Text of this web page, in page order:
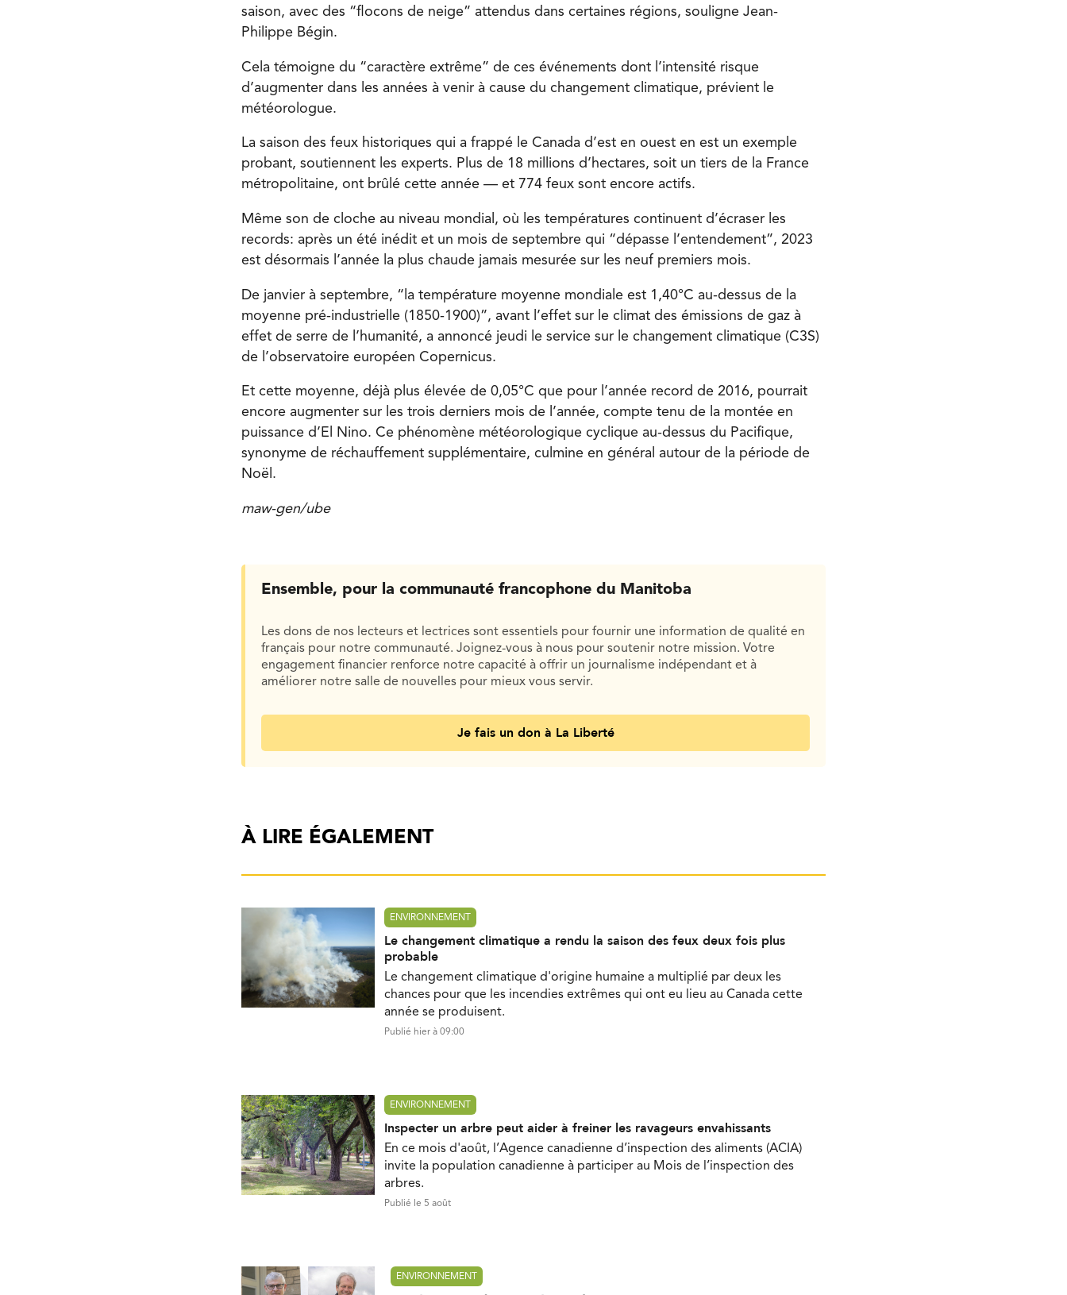
saison, avec des “flocons de neige” attendus dans certaines régions, souligne Jean-
Philippe Bégin.
Cela témoigne du “caractère extrême” de ces événements dont l’intensité risque
d’augmenter dans les années à venir à cause du changement climatique, prévient le
météorologue.
La saison des feux historiques qui a frappé le Canada d’est en ouest en est un exemple
probant, soutiennent les experts. Plus de 18 millions d’hectares, soit un tiers de la France
métropolitaine, ont brûlé cette année — et 774 feux sont encore actifs.
Même son de cloche au niveau mondial, où les températures continuent d’écraser les
records: après un été inédit et un mois de septembre qui “dépasse l’entendement”, 2023
est désormais l’année la plus chaude jamais mesurée sur les neuf premiers mois.
De janvier à septembre, “la température moyenne mondiale est 1,40°C au-dessus de la
moyenne pré-industrielle (1850-1900)”, avant l’effet sur le climat des émissions de gaz à
effet de serre de l’humanité, a annoncé jeudi le service sur le changement climatique (C3S)
de l’observatoire européen Copernicus.
Et cette moyenne, déjà plus élevée de 0,05°C que pour l’année record de 2016, pourrait
encore augmenter sur les trois derniers mois de l’année, compte tenu de la montée en
puissance d’El Nino. Ce phénomène météorologique cyclique au-dessus du Pacifique,
synonyme de réchauffement supplémentaire, culmine en général autour de la période de
Noël.
maw-gen/ube
Ensemble, pour la communauté francophone du Manitoba
Les dons de nos lecteurs et lectrices sont essentiels pour fournir une information de qualité en
français pour notre communauté. Joignez-vous à nous pour soutenir notre mission. Votre
engagement financier renforce notre capacité à offrir un journalisme indépendant et à
améliorer notre salle de nouvelles pour mieux vous servir.
Je fais un don à La Liberté
À LIRE ÉGALEMENT
ENVIRONNEMENT
Le changement climatique a rendu la saison des feux deux fois plus
probable
Le changement climatique d'origine humaine a multiplié par deux les
chances pour que les incendies extrêmes qui ont eu lieu au Canada cette
année se produisent.
Publié hier à 09:00
ENVIRONNEMENT
Inspecter un arbre peut aider à freiner les ravageurs envahissants
En ce mois d'août, l’Agence canadienne d’inspection des aliments (ACIA)
invite la population canadienne à participer au Mois de l’inspection des
arbres.
Publié le 5 août
ENVIRONNEMENT